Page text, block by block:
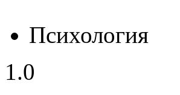
Психология
1.0